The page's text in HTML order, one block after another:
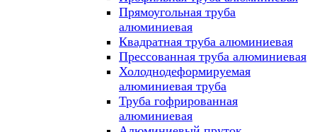
Прямоугольная труба
алюминиевая
Квадратная труба алюминиевая
Прессованная труба алюминиевая
Холоднодеформируемая
алюминиевая труба
Труба гофрированная
алюминиевая